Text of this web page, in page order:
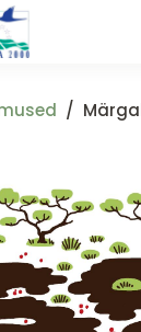
Märgalade